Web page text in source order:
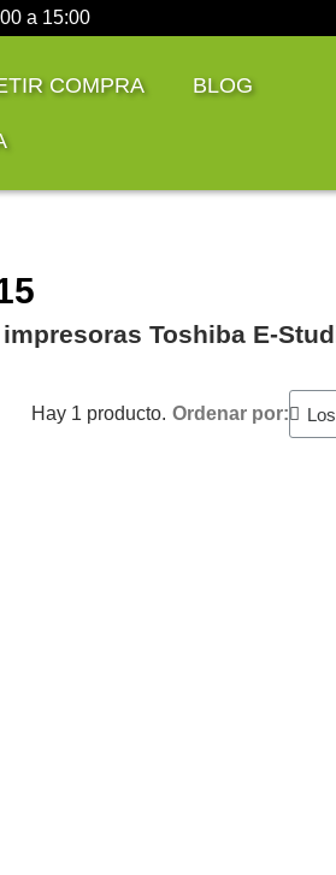
a 15:00
COMPRA BLOG
Toshiba E-
Hay 1 producto. Ordenar por: